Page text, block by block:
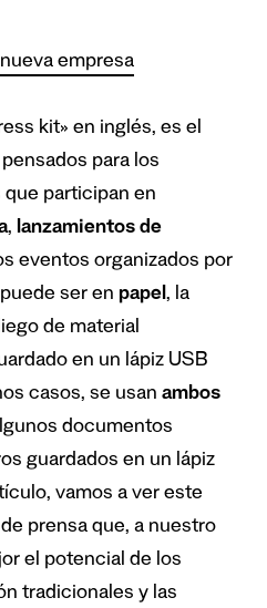
empresa
kit» en inglés, es el
para los
participan en
, lanzamientos de
eventos organizados por
ser en papel, la
de material
en un lápiz USB
casos, se usan ambos
documentos
guardados en un lápiz
vamos a ver este
prensa que, a nuestro
el potencial de los
tradicionales y las